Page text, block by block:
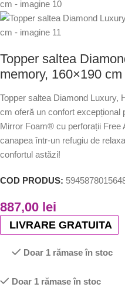
Topper saltea
memory, 160×190 cm
Topper saltea Diamond Luxury,
cm oferă un confort
Mirror Foam® cu perforații Free
canapea într-un refugiu de
confortul astăzi!
COD PRODUS:
887,00 lei
LIVRARE GRATUITA
Doar 1 rămase în stoc
Doar 1 rămase în stoc